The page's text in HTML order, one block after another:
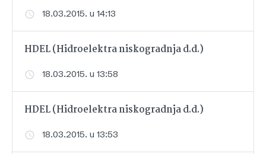
18.03.2015. u 14:13
HDEL (Hidroelektra niskogradnja d.d.)
18.03.2015. u 13:58
HDEL (Hidroelektra niskogradnja d.d.)
18.03.2015. u 13:53